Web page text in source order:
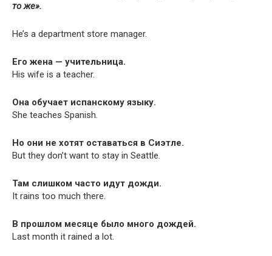
то же».
He’s a depart­ment store manager.
Его жена — учительница.
His wife is a teacher.
Она обучает испанскому языку.
She teach­es Spanish.
Но они не хотят оставаться в Сиэтле.
But they don’t want to stay in Seattle.
Там слишком часто идут дожди.
It rains too much there.
В прошлом месяце было много дождей.
Last month it rained a lot.